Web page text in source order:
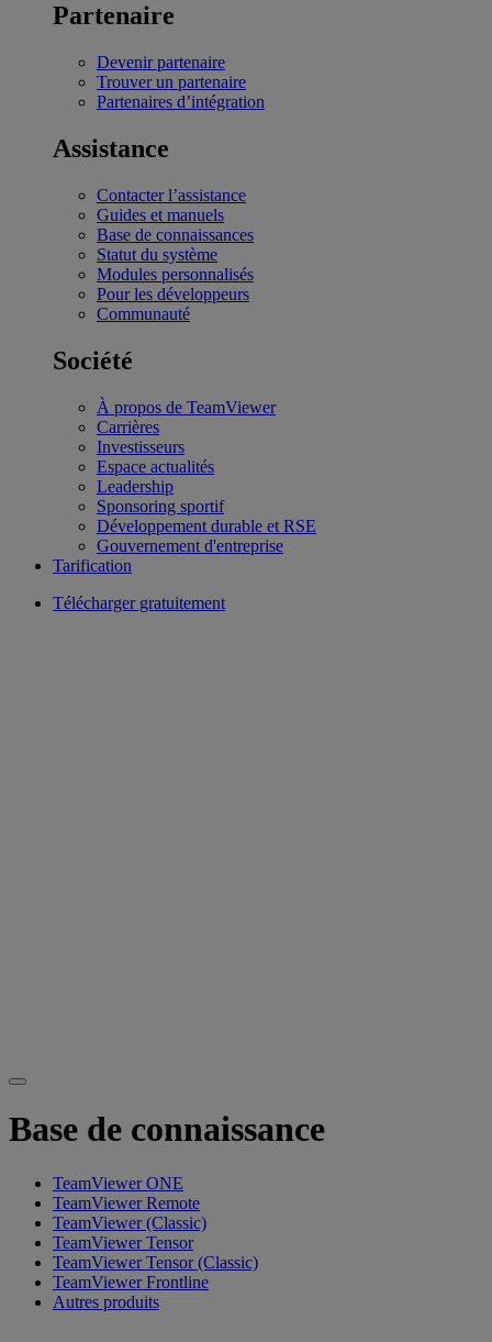
Partenaire
Devenir partenaire
Trouver un partenaire
Partenaires d’intégration
Assistance
Contacter l’assistance
Guides et manuels
Base de connaissances
Statut du système
Modules personnalisés
Pour les développeurs
Communauté
Société
À propos de TeamViewer
Carrières
Investisseurs
Espace actualités
Leadership
Sponsoring sportif
Développement durable et RSE
Gouvernement d'entreprise
Tarification
Télécharger gratuitement
Base de connaissance
TeamViewer ONE
TeamViewer Remote
TeamViewer (Classic)
TeamViewer Tensor
TeamViewer Tensor (Classic)
TeamViewer Frontline
Autres produits